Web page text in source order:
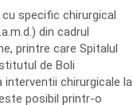
specific chirurgical
din cadrul
printre care Spitalul
de Boli
interventii chirurgicale la
posibil printr-o